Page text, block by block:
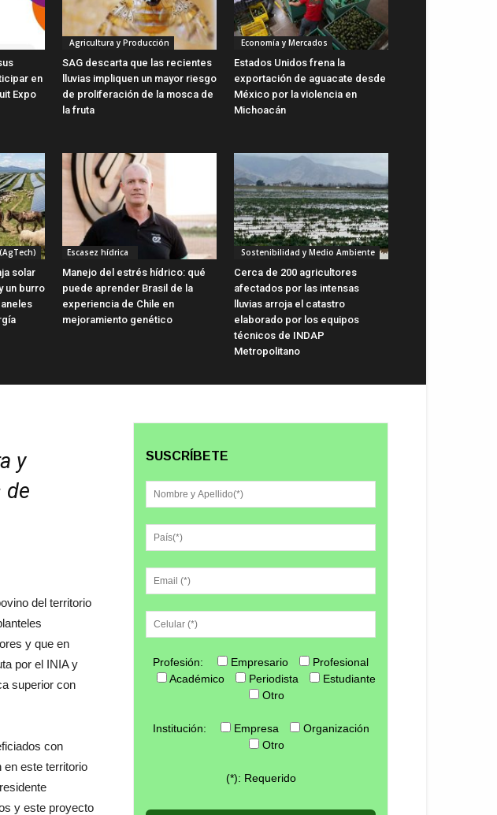
en
Expo
Agricultura y Producción
SAG descarta que las recientes
lluvias impliquen un mayor riesgo
de proliferación de la mosca de
la fruta
Economía y Mercados
Estados Unidos frena la
exportación de aguacate desde
México por la violencia en
Michoacán
solar
un burro
Escasez hídrica
Manejo del estrés hídrico: qué
puede aprender Brasil de la
experiencia de Chile en
mejoramiento genético
Sostenibilidad y Medio Ambiente
Cerca de 200 agricultores
afectados por las intensas
lluvias arroja el catastro
elaborado por los equipos
técnicos de INDAP
Metropolitano
y
de
del territorio
y que en
por el INIA y
superior con
con
en este territorio
y este proyecto
SUSCRÍBETE
Profesión: Empresario
Profesional
Académico
Periodista
Estudiante
Otro
Institución: Empresa
Organización
Otro
(*): Requerido